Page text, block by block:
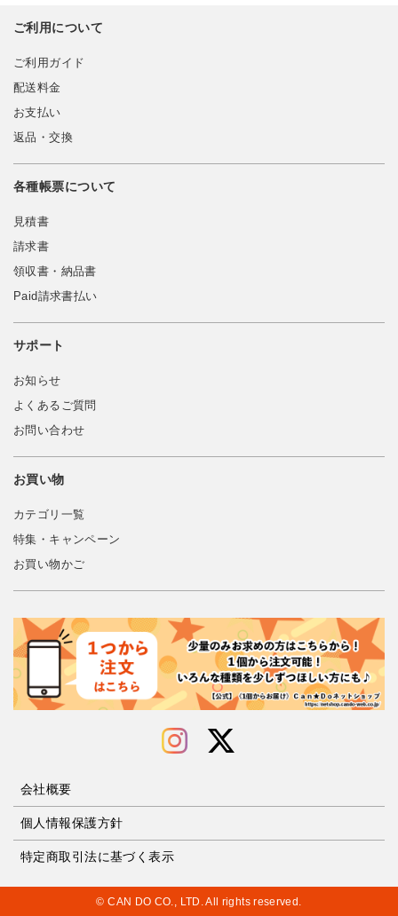
ご利用について
ご利用ガイド
配送料金
お支払い
返品・交換
各種帳票について
見積書
請求書
領収書・納品書
Paid請求書払い
サポート
お知らせ
よくあるご質問
お問い合わせ
お買い物
カテゴリ一覧
特集・キャンペーン
お買い物かご
会社概要
個人情報保護方針
特定商取引法に基づく表示
© CAN DO CO., LTD. All rights reserved.